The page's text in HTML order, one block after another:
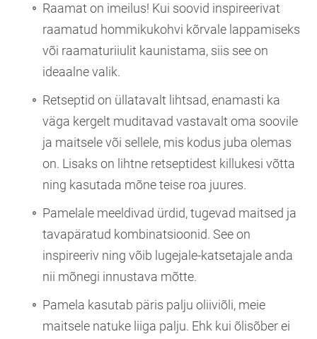
Raamat on imeilus! Kui soovid inspireerivat
raamatud hommikukohvi kõrvale lappamiseks
või raamaturiiulit kaunistama, siis see on
ideaalne valik.
Retseptid on üllatavalt lihtsad, enamasti ka
väga kergelt muditavad vastavalt oma soovile
ja maitsele või sellele, mis kodus juba olemas
on. Lisaks on lihtne retseptidest killukesi võtta
ning kasutada mõne teise roa juures.
Pamelale meeldivad ürdid, tugevad maitsed ja
tavapäratud kombinatsioonid. See on
inspireeriv ning võib lugejale-katsetajale anda
nii mõnegi innustava mõtte.
Pamela kasutab päris palju oliiviõli, meie
maitsele natuke liiga palju. Ehk kui õlisõber ei